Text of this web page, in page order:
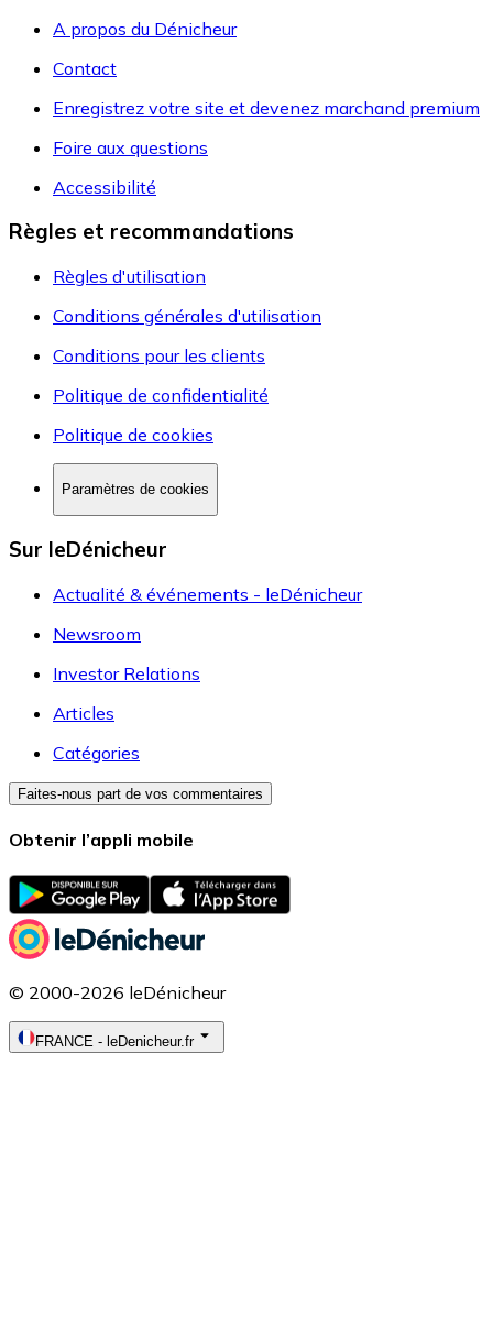
A propos du Dénicheur
Contact
Enregistrez votre site et devenez marchand premium
Foire aux questions
Accessibilité
Règles et recommandations
Règles d'utilisation
Conditions générales d'utilisation
Conditions pour les clients
Politique de confidentialité
Politique de cookies
Paramètres de cookies
Sur leDénicheur
Actualité & événements - leDénicheur
Newsroom
Investor Relations
Articles
Catégories
Faites-nous part de vos commentaires
Obtenir l’appli mobile
© 2000-2026 leDénicheur
FRANCE - leDenicheur.fr